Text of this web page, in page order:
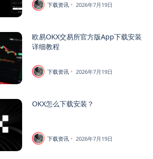
下载资讯 2026年7月19日
欧易OKX交易所官方版App下载安装
详细教程
下载资讯 2026年7月19日
OKX怎么下载安装？
下载资讯 2026年7月19日